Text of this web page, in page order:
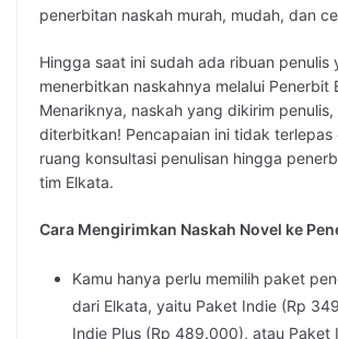
penerbitan naskah murah, mudah, dan
Hingga saat ini sudah ada ribuan penulis
menerbitkan naskahnya melalui Penerbit
Menariknya, naskah yang dikirim
diterbitkan! Pencapaian ini tidak terlepas
ruang konsultasi penulisan hingga
tim Elkata.
Cara Mengirimkan Naskah Novel ke
Kamu hanya perlu memilih paket
dari Elkata, yaitu Paket Indie (Rp
Indie Plus (Rp 489.000), atau Paket